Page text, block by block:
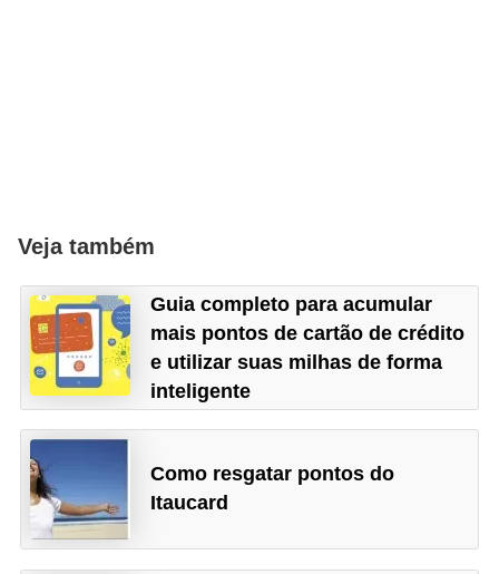
Veja também
Guia completo para acumular
mais pontos de cartão de crédito
e utilizar suas milhas de forma
inteligente
Como resgatar pontos do
Itaucard